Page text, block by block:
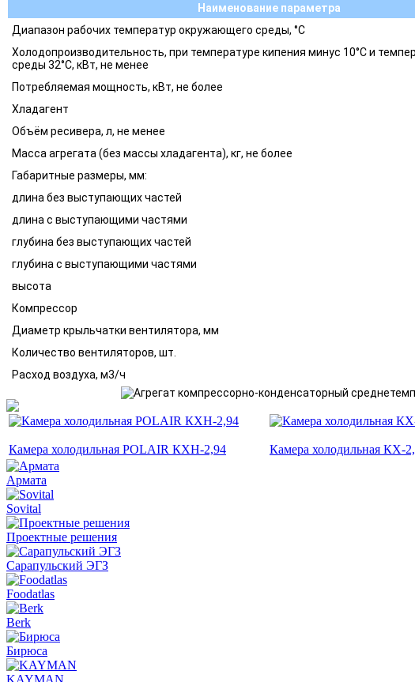
Наименование параметра
Диапазон рабочих температур окружающего среды, °С
Холодопроизводительность, при температуре кипения минус 10°С и
среды 32°С, кВт, не менее
Потребляемая мощность, кВт, не более
Хладагент
Объём ресивера, л, не менее
Масса агрегата (без массы хладагента), кг, не более
Габаритные размеры, мм:
длина без выступающих частей
длина с выступающими частями
глубина без выступающих частей
глубина с выступающими частями
высота
Компрессор
Диаметр крыльчатки вентилятора, мм
Количество вентиляторов, шт.
Расход воздуха, м3/ч
Камера холодильная POLAIR КХН-2,94 Камера холодильная КХ-
Армата
Sovital
Проектные решения
Сарапульский ЭГЗ
Foodatlas
Berk
Бирюса
KAYMAN